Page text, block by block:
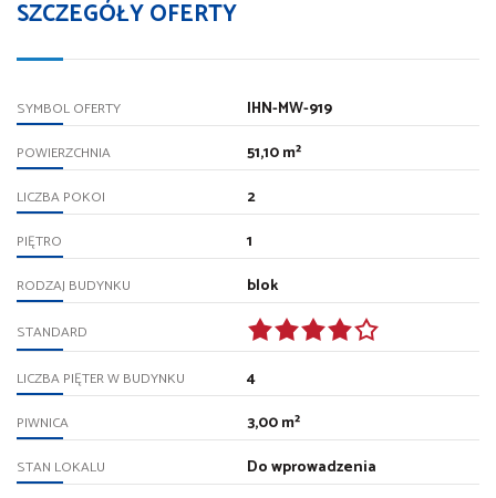
SZCZEGÓŁY OFERTY
SYMBOL OFERTY IHN-MW-919
POWIERZCHNIA 51,10 m²
LICZBA POKOI 2
PIĘTRO 1
RODZAJ BUDYNKU blok
STANDARD
LICZBA PIĘTER W BUDYNKU 4
PIWNICA 3,00 m²
STAN LOKALU Do wprowadzenia